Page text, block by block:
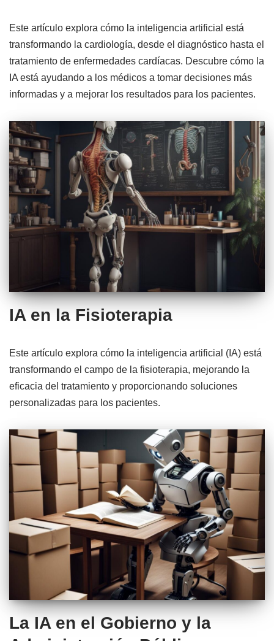
Este artículo explora cómo la inteligencia artificial está
transformando la cardiología, desde el diagnóstico hasta el
tratamiento de enfermedades cardíacas. Descubre cómo la
IA está ayudando a los médicos a tomar decisiones más
informadas y a mejorar los resultados para los pacientes.
IA en la Fisioterapia
Este artículo explora cómo la inteligencia artificial (IA) está
transformando el campo de la fisioterapia, mejorando la
eficacia del tratamiento y proporcionando soluciones
personalizadas para los pacientes.
La IA en el Gobierno y la